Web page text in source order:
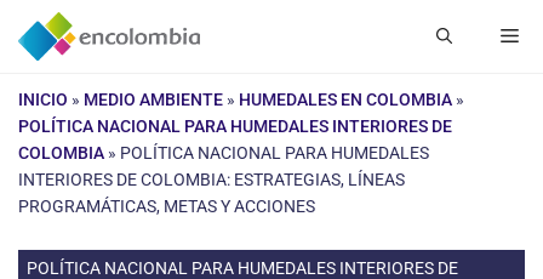
Saltar
INICIO » MEDIO AMBIENTE » HUMEDALES EN COLOMBIA »
POLÍTICA NACIONAL PARA HUMEDALES INTERIORES DE
COLOMBIA » POLÍTICA NACIONAL PARA HUMEDALES
INTERIORES DE COLOMBIA: ESTRATEGIAS, LÍNEAS
PROGRAMÁTICAS, METAS Y ACCIONES
POLÍTICA NACIONAL PARA HUMEDALES INTERIORES DE